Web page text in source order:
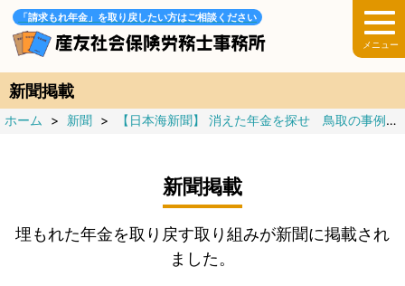
「請求もれ年金」を取り戻したい方はご相談ください
新聞掲載
ホーム > 新聞 > 【日本海新聞】 消えた年金を探せ 鳥取の事例から 総集編 全２回
新聞掲載
埋もれた年金を取り戻す取り組みが新聞に掲載され
ました。